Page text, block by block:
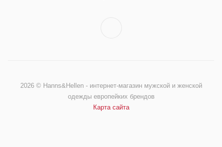
2026 © Hanns&Hellen - интернет-магазин мужской и женской
одежды европейких брендов
Карта сайта